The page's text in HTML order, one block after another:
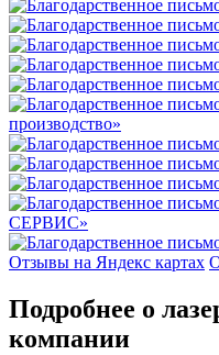
Отзывы на Яндекс картах
Подробнее о
компании